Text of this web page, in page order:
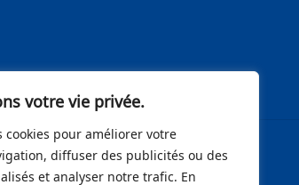
votre vie privée.
cookies pour améliorer votre
diffuser des publicités ou des
et analyser notre trafic. En